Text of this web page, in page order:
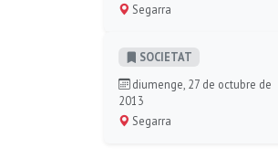
Segarra
SOCIETAT
diumenge, 27 de octubre de
2013
Segarra